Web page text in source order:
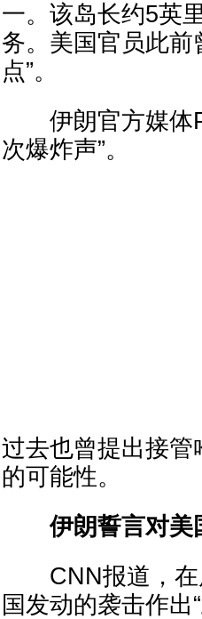
一。该岛长约5英
务。美国官员此前
点”。
伊朗官方媒体
次爆炸声”。
过去也曾提出接
的可能性。
伊朗誓言对美
CNN报道，在
国发动的袭击作出